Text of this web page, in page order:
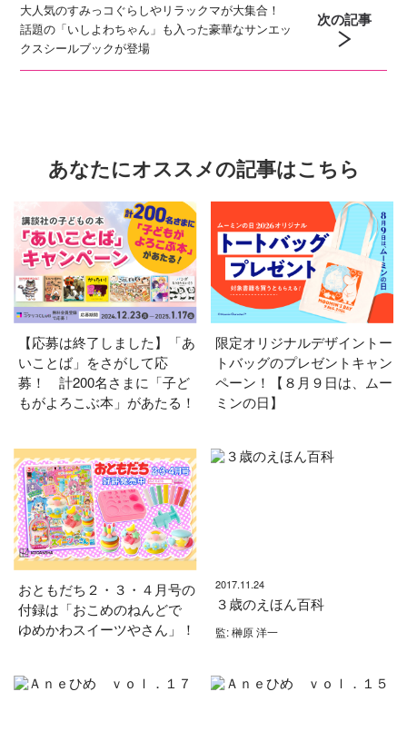
大人気のすみっコぐらしやリラックマが大集合！
話題の「いしよわちゃん」も入った豪華なサンエッ
クスシールブックが登場
次の記事
あなたにオススメの記事はこちら
【応募は終了しました】「あ
いことば」をさがして応
募！ 計200名さまに「子ど
もがよろこぶ本」があたる！
限定オリジナルデザイントー
トバッグのプレゼントキャン
ペーン！【８月９日は、ムー
ミンの日】
おともだち２・３・４月号の
付録は「おこめのねんどで
ゆめかわスイーツやさん」！
2017.11.24
３歳のえほん百科
監: 榊原 洋一